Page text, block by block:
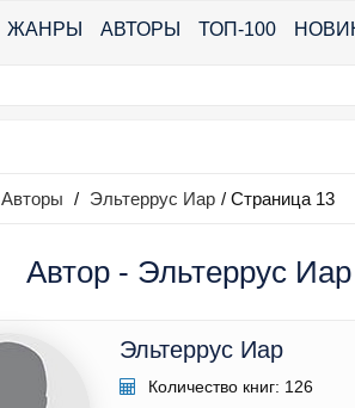
ЖАНРЫ АВТОРЫ ТОП-100
Авторы / Эльтеррус Иар / Страница 13
Автор - Эльтеррус
Эльтеррус Иар
Количество книг: 126